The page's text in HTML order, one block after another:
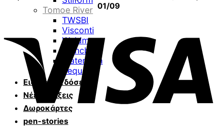
Tomoe River
TWSBI
Visconti
Waldmann
Wancher
Waterman
Zequenz
Ειδικές Εκδόσεις
Νέες αφίξεις
Δωροκάρτες
pen-stories
01/09